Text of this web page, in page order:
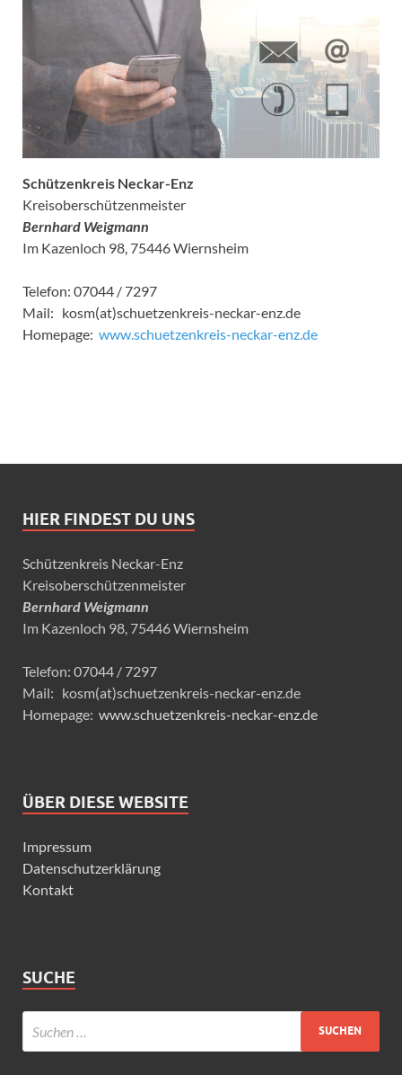
Schützenkreis Neckar-Enz
Kreisoberschützenmeister
Bernhard Weigmann
Im Kazenloch 98, 75446 Wiernsheim
Telefon: 07044 / 7297
Mail: kosm(at)schuetzenkreis-neckar-enz.de
Homepage: www.schuetzenkreis-neckar-enz.de
HIER FINDEST DU UNS
Schützenkreis Neckar-Enz
Kreisoberschützenmeister
Bernhard Weigmann
Im Kazenloch 98, 75446 Wiernsheim
Telefon: 07044 / 7297
Mail: kosm(at)schuetzenkreis-neckar-enz.de
Homepage: www.schuetzenkreis-neckar-enz.de
ÜBER DIESE WEBSITE
Impressum
Datenschutzerklärung
Kontakt
SUCHE